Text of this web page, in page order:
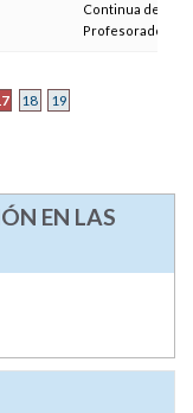
Continua del
Profesorado
18 19
EN LAS